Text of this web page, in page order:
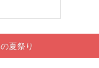
夏祭り